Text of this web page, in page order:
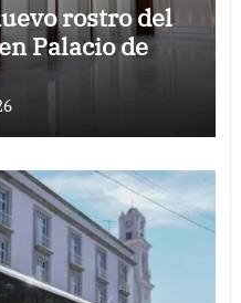
rostro del
Palacio de